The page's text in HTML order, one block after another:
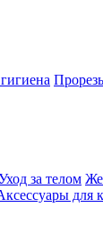
за телом
для